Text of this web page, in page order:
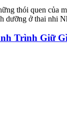
thói quen của
dưỡng ở thai nhi
Trình Giữ